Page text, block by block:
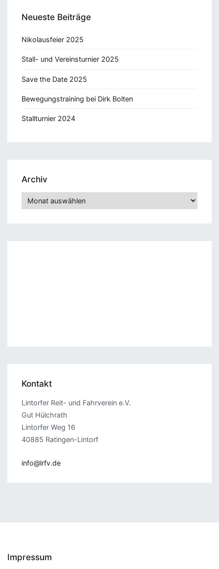
Neueste Beiträge
Nikolausfeier 2025
Stall- und Vereinsturnier 2025
Save the Date 2025
Bewegungstraining bei Dirk Bolten
Stallturnier 2024
Archiv
Archiv
Kontakt
Lintorfer Reit- und Fahrverein e.V.
Gut Hülchrath
Lintorfer Weg 16
40885 Ratingen-Lintorf
info@lrfv.de
Impressum